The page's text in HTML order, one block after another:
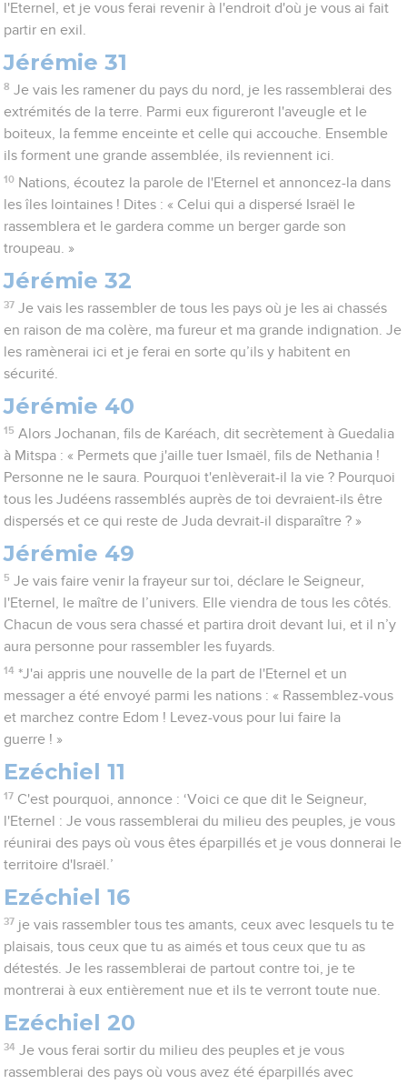
l'Eternel, et je vous ferai revenir à l'endroit d'où je vous ai fait
partir en exil.
Jérémie 31
8 Je vais les ramener du pays du nord, je les rassemblerai des
extrémités de la terre. Parmi eux figureront l'aveugle et le
boiteux, la femme enceinte et celle qui accouche. Ensemble
ils forment une grande assemblée, ils reviennent ici.
10 Nations, écoutez la parole de l'Eternel et annoncez-la dans
les îles lointaines ! Dites : « Celui qui a dispersé Israël le
rassemblera et le gardera comme un berger garde son
troupeau. »
Jérémie 32
37 Je vais les rassembler de tous les pays où je les ai chassés
en raison de ma colère, ma fureur et ma grande indignation. Je
les ramènerai ici et je ferai en sorte qu’ils y habitent en
sécurité.
Jérémie 40
15 Alors Jochanan, fils de Karéach, dit secrètement à Guedalia
à Mitspa : « Permets que j'aille tuer Ismaël, fils de Nethania !
Personne ne le saura. Pourquoi t'enlèverait-il la vie ? Pourquoi
tous les Judéens rassemblés auprès de toi devraient-ils être
dispersés et ce qui reste de Juda devrait-il disparaître ? »
Jérémie 49
5 Je vais faire venir la frayeur sur toi, déclare le Seigneur,
l'Eternel, le maître de l’univers. Elle viendra de tous les côtés.
Chacun de vous sera chassé et partira droit devant lui, et il n’y
aura personne pour rassembler les fuyards.
14 *J'ai appris une nouvelle de la part de l'Eternel et un
messager a été envoyé parmi les nations : « Rassemblez-vous
et marchez contre Edom ! Levez-vous pour lui faire la
guerre ! »
Ezéchiel 11
17 C'est pourquoi, annonce : ‘Voici ce que dit le Seigneur,
l'Eternel : Je vous rassemblerai du milieu des peuples, je vous
réunirai des pays où vous êtes éparpillés et je vous donnerai le
territoire d'Israël.’
Ezéchiel 16
37 je vais rassembler tous tes amants, ceux avec lesquels tu te
plaisais, tous ceux que tu as aimés et tous ceux que tu as
détestés. Je les rassemblerai de partout contre toi, je te
montrerai à eux entièrement nue et ils te verront toute nue.
Ezéchiel 20
34 Je vous ferai sortir du milieu des peuples et je vous
rassemblerai des pays où vous avez été éparpillés avec